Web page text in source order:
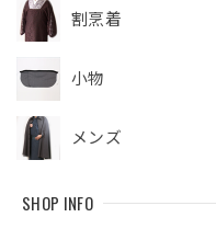
割烹着
小物
メンズ
SHOP INFO